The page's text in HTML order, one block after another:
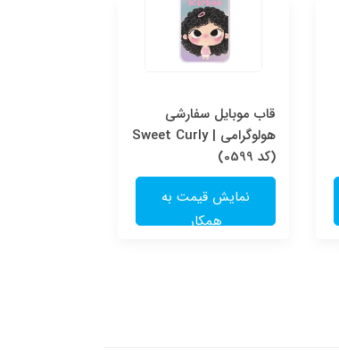
قاب موبایل سفارشی
هولوگرامی | Sweet Curly
(کد 0599)
نمایش قیمت به
همکار